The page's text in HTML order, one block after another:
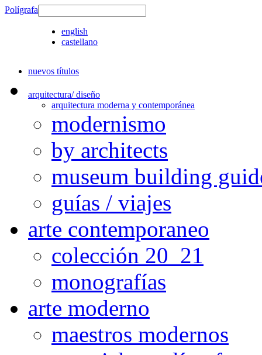
Polígrafa
english
castellano
nuevos títulos
arquitectura/ diseño
arquitectura moderna y contemporánea
modernismo
by architects
museum building
guías / viajes
arte contemporaneo
colección 20_21
monografías
arte moderno
maestros modernos